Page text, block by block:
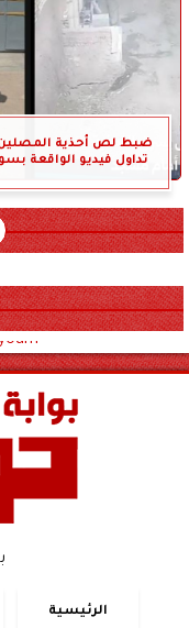
ضبط لص أحذية
تداول فيديو الواقعة
الرئيسية